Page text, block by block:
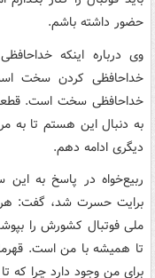
حضور داشته باشم.
وی درباره اینکه
خداحافظی کردن سخت
خداحافظی سخت است. قطعاً
به دنبال این هستم تا به
دیگری ادامه دهم.
ربیع‌خواه در پاسخ به
برایت حسرت شد، گفت: هر
ملی فوتبال کشورش را
تا همیشه با من است.
برای من وجود دارد چرا که